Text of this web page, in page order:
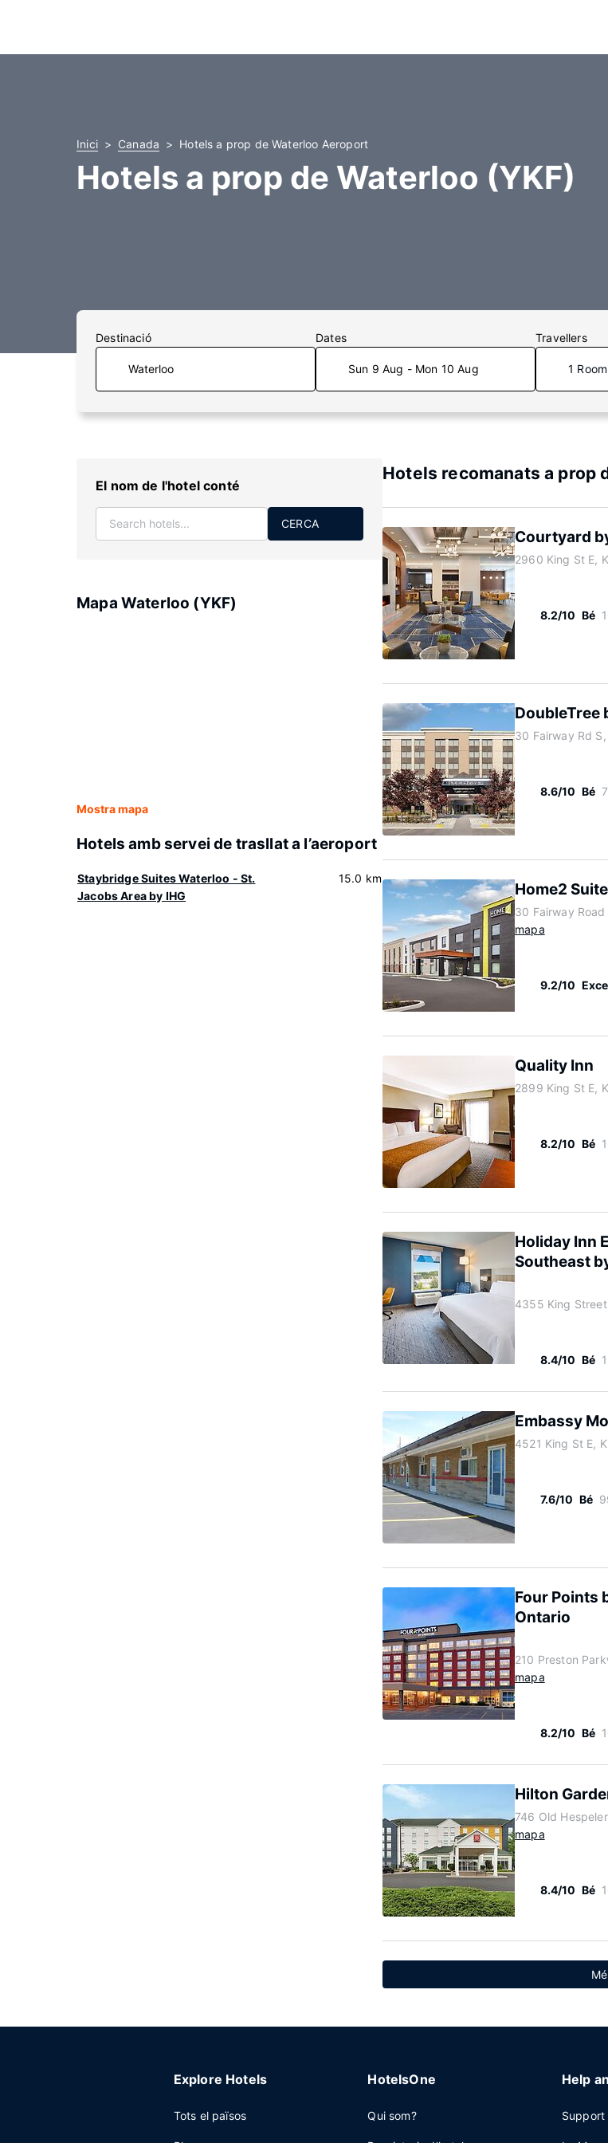
Inici Canada Hotels a prop de Waterloo Aeroport
Hotels a prop de Waterloo (YKF)
Destinació Dates
Sun 9 Aug - Mon 10 Aug
Travellers
1
El nom de l'hotel conté
CERCA
Mapa Waterloo (YKF)
Mostra mapa
Hotels amb servei de trasllat a l’aeroport
Staybridge Suites Waterloo - St.
Jacobs Area by IHG
15.0 km
Hotels recomanats a prop
Courtyard
2960 King St E,
8.2/10 Bé
DoubleTree
30 Fairway Rd
8.6/10 Bé
Home2
30 Fairway
mapa
9.2/10
Quality Inn
2899 King St E,
8.2/10 Bé
Holiday Inn
Southeast
4355 King Street
8.4/10 Bé
Embassy
4521 King St E,
7.6/10 Bé
Four Points
Ontario
210 Preston
mapa
8.2/10 Bé
Hilton
746 Old
mapa
8.4/10 Bé
Explore Hotels
Tots el països
HotelsOne
Qui som?
Help
Support